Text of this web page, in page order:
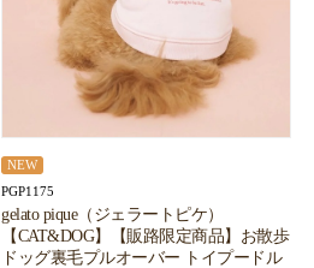
NEW
PGP1175
gelato pique（ジェラートピケ）
【CAT&DOG】【販路限定商品】お散歩
ドッグ裏毛プルオーバー トイプードル